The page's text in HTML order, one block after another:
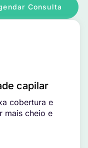
Consulta
capilar
cobertura e
mais cheio e